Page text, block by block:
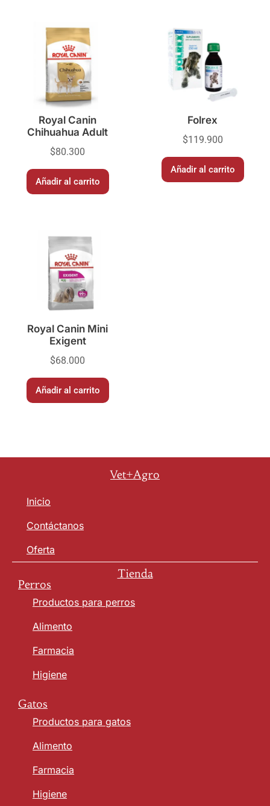
Royal Canin
Chihuahua Adult
$80.300
Añadir al carrito
Folrex
$119.900
Añadir al carrito
Royal Canin Mini
Exigent
$68.000
Añadir al carrito
Vet+Agro
Inicio
Contáctanos
Oferta
Tienda
Perros
Productos para perros
Alimento
Farmacia
Higiene
Gatos
Productos para gatos
Alimento
Farmacia
Higiene